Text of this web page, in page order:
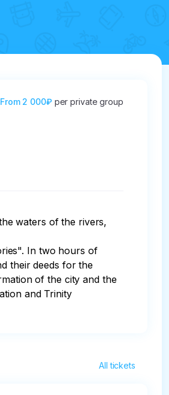
From 2 000₽ per private group
waters of the rivers,
In two hours of
their deeds for the
of the city and the
and Trinity
All tickets